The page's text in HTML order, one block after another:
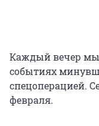
Каждый вечер мы
событиях
спецоперацией.
февраля.